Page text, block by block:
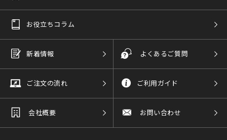
お役立ちコラム
新着情報 よくあるご質問
ご注文の流れ ご利用ガイド
会社概要 お問い合わせ